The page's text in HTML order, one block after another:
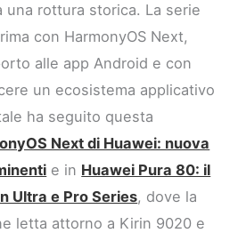
una rottura storica. La serie
con HarmonyOS Next,
alle app Android e con
un ecosistema applicativo
ha seguito questa
Next di Huawei: nuova
e in Huawei Pura 80: il
Ultra e Pro Series, dove la
letta attorno a Kirin 9020 e